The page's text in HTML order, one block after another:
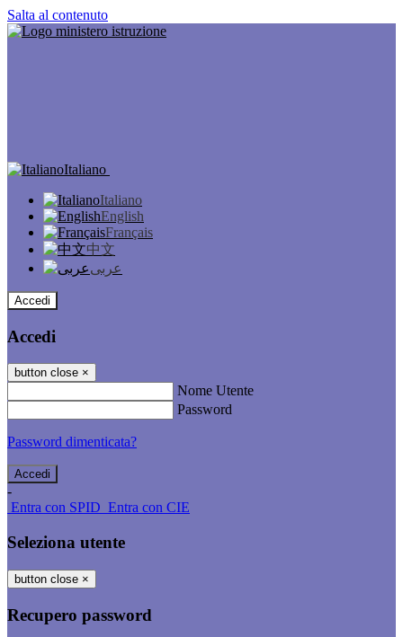
Salta al contenuto
Italiano
Italiano
English
Français
中文
عربى
Accedi
Accedi
button close ×
Nome Utente
Password
Password dimenticata?
-
Entra con SPID Entra con CIE
Seleziona utente
button close ×
Recupero password